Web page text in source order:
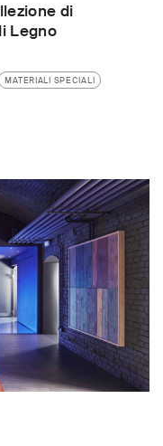
di
Legno
MATERIALI SPECIALI